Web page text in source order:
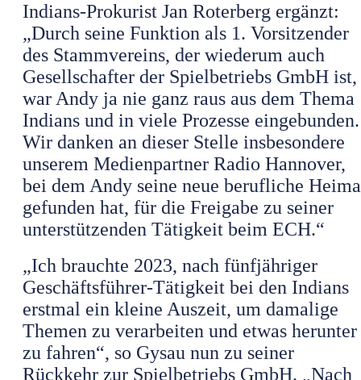
Indians-Prokurist Jan Roterberg ergänzt:
„Durch seine Funktion als 1. Vorsitzender
des Stammvereins, der wiederum auch
Gesellschafter der Spielbetriebs GmbH ist,
war Andy ja nie ganz raus aus dem Thema
Indians und in viele Prozesse eingebunden.
Wir danken an dieser Stelle insbesondere
unserem Medienpartner Radio Hannover,
bei dem Andy seine neue berufliche
gefunden hat, für die Freigabe zu seiner
unterstützenden Tätigkeit beim ECH.“
„Ich brauchte 2023, nach fünfjähriger
Geschäftsführer-Tätigkeit bei den Indians
erstmal ein kleine Auszeit, um damalige
Themen zu verarbeiten und etwas herunter
zu fahren“, so Gysau nun zu seiner
Rückkehr zur Spielbetriebs GmbH. „Nach